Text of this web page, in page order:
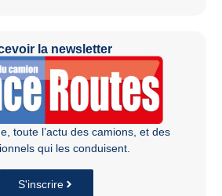
la newsletter
toute l’actu des camions, et des
qui les conduisent.
S'inscrire